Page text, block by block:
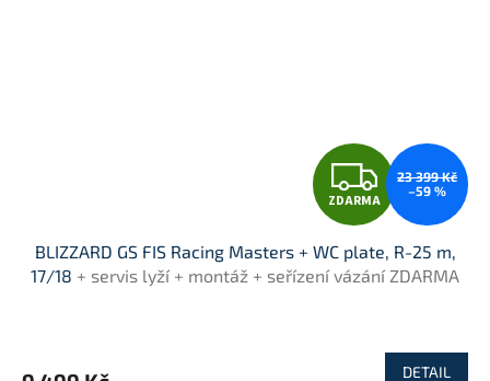
Z
D
A
M
ZDARMA
23 399 Kč
–59 %
BLIZZARD GS FIS Racing Masters + WC plate, R-25 m,
17/18 + servis lyží + montáž + seřízení vázání ZDARMA
DETAIL